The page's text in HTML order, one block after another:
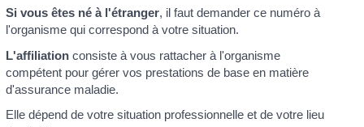
Si vous êtes né à l'étranger, il faut demander ce numéro à
l'organisme qui correspond à votre situation.
L'affiliationconsiste à vous rattacher à l'organisme
compétent pour gérer vos prestations de base en matière
d'assurance maladie.
Elle dépend de votre situation professionnelle et de votre lieu